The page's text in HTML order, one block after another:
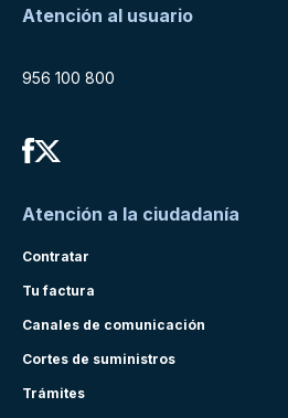
Atención al usuario
956 100 800
Atención a la ciudadanía
Contratar
Tu factura
Canales de comunicación
Cortes de suministros
Trámites